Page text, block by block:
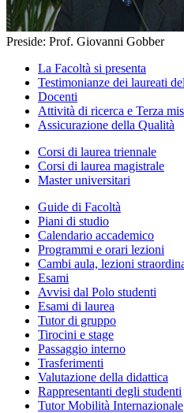
Preside: Prof. Giovanni Gobber
La Facoltà si presenta
Testimonianze dei laureati
Docenti
Attività di ricerca e Terza
Assicurazione della Qualità
Corsi di laurea triennale
Corsi di laurea magistrale
Master universitari
Guide di Facoltà
Piani di studio
Calendario accademico
Programmi e orari lezioni
Cambi aula, lezioni
Esami
Avvisi dal Polo studenti
Esami di laurea
Tutor di gruppo
Tirocini e stage
Passaggio interno
Trasferimenti
Valutazione della didattica
Rappresentanti degli studenti
Tutor Mobilità Internazionale